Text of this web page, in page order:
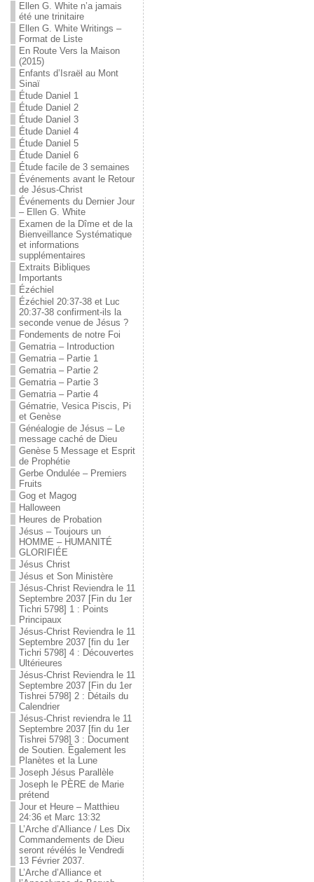
Ellen G. White n’a jamais
été une trinitaire
Ellen G. White Writings –
Format de Liste
En Route Vers la Maison
(2015)
Enfants d’Israël au Mont
Sinaï
Étude Daniel 1
Étude Daniel 2
Étude Daniel 3
Étude Daniel 4
Étude Daniel 5
Étude Daniel 6
Étude facile de 3 semaines
Événements avant le Retour
de Jésus-Christ
Événements du Dernier Jour
– Ellen G. White
Examen de la Dîme et de la
Bienveillance Systématique
et informations
supplémentaires
Extraits Bibliques
Importants
Ézéchiel
Ézéchiel 20:37-38 et Luc
20:37-38 confirment-ils la
seconde venue de Jésus ?
Fondements de notre Foi
Gematria – Introduction
Gematria – Partie 1
Gematria – Partie 2
Gematria – Partie 3
Gematria – Partie 4
Gématrie, Vesica Piscis, Pi
et Genèse
Généalogie de Jésus – Le
message caché de Dieu
Genèse 5 Message et Esprit
de Prophétie
Gerbe Ondulée – Premiers
Fruits
Gog et Magog
Halloween
Heures de Probation
Jésus – Toujours un
HOMME – HUMANITÉ
GLORIFIÉE
Jésus Christ
Jésus et Son Ministère
Jésus-Christ Reviendra le 11
Septembre 2037 [Fin du 1er
Tichri 5798] 1 : Points
Principaux
Jésus-Christ Reviendra le 11
Septembre 2037 [fin du 1er
Tichri 5798] 4 : Découvertes
Ultérieures
Jésus-Christ Reviendra le 11
Septembre 2037 [Fin du 1er
Tishrei 5798] 2 : Détails du
Calendrier
Jésus-Christ reviendra le 11
Septembre 2037 [fin du 1er
Tishrei 5798] 3 : Document
de Soutien. Également les
Planètes et la Lune
Joseph Jésus Parallèle
Joseph le PÈRE de Marie
prétend
Jour et Heure – Matthieu
24:36 et Marc 13:32
L’Arche d’Alliance / Les Dix
Commandements de Dieu
seront révélés le Vendredi
13 Février 2037.
L’Arche d’Alliance et